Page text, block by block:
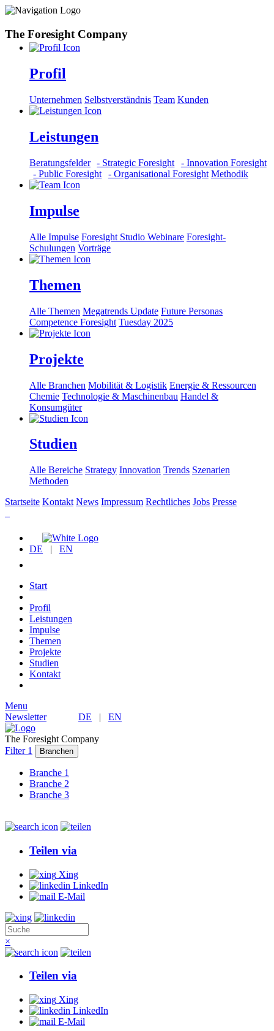
The Foresight Company
Profil
Unternehmen Selbstverständnis Team Kunden
Leistungen
Beratungsfelder - Strategic Foresight
- Innovation Foresight
- Public Foresight
- Organisational Foresight Methodik
Impulse
Alle Impulse Foresight Studio Webinare Foresight-
Schulungen Vorträge
Themen
Alle Themen Megatrends Update Future Personas
Competence Foresight Tuesday 2025
Projekte
Alle Branchen Mobilität & Logistik Energie & Ressourcen
Chemie Technologie & Maschinenbau Handel &
Konsumgüter
Studien
Alle Bereiche Strategy Innovation Trends Szenarien
Methoden
Startseite Kontakt News Impressum Rechtliches Jobs Presse
DE | EN
Start
Profil
Leistungen
Impulse
Themen
Projekte
Studien
Kontakt
Menu
Newsletter
DE | EN
The Foresight Company
Filter 1
Branchen
Branche 1
Branche 2
Branche 3
Teilen via
Xing
LinkedIn
E-Mail
×
Teilen via
Xing
LinkedIn
E-Mail